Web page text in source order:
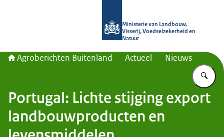
Ministerie van Landbouw,
Visserij, Voedselzekerheid en
Natuur
Agroberichten Buitenland Actueel Nieuws
Portugal: Lichte stijging export
landbouwproducten en